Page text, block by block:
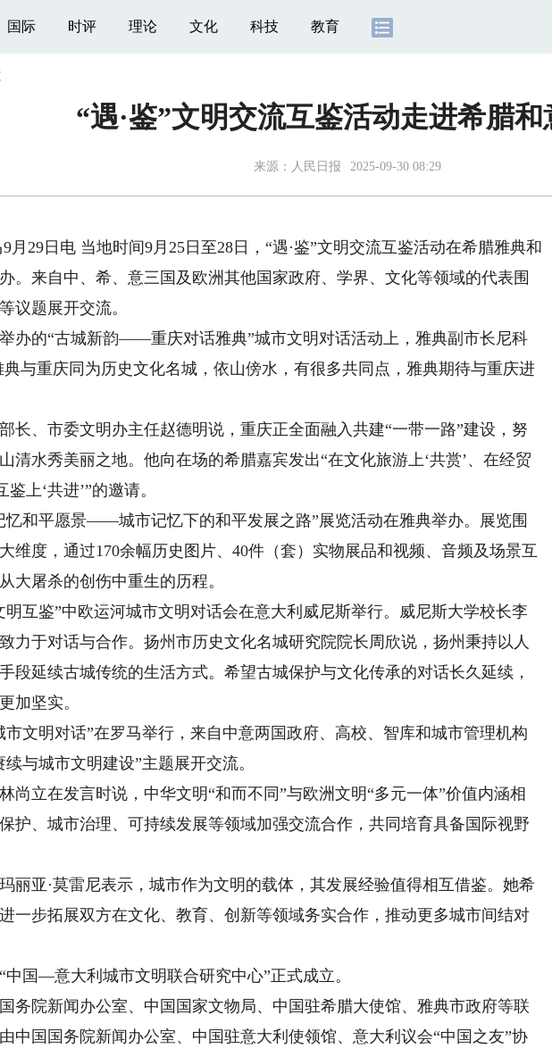
国际 时评 理论 文化 科技 教育
“遇·鉴”文明交流互鉴活动走进希腊和
来源： 人民日报 2025-09-30 08:29
29日电 当地时间9月25日至28日，“遇·鉴”文明交流互鉴活动在希腊雅典和
。来自中、希、意三国及欧洲其他国家政府、学界、文化等领域的代表围
议题展开交流。
的“古城新韵——重庆对话雅典”城市文明对话活动上，雅典副市长尼科
典与重庆同为历史文化名城，依山傍水，有很多共同点，雅典期待与重庆进
、市委文明办主任赵德明说，重庆正全面融入共建“一带一路”建设，努
清水秀美丽之地。他向在场的希腊嘉宾发出“在文化旅游上‘共赏’、在经贸
上‘共进’”的邀请。
和平愿景——城市记忆下的和平发展之路”展览活动在雅典举办。展览围
维度，通过170余幅历史图片、40件（套）实物展品和视频、音频及场景互
大屠杀的创伤中重生的历程。
互鉴”中欧运河城市文明对话会在意大利威尼斯举行。威尼斯大学校长李
力于对话与合作。扬州市历史文化名城研究院院长周欣说，扬州秉持以人
段延续古城传统的生活方式。希望古城保护与文化传承的对话长久延续，
加坚实。
文明对话”在罗马举行，来自中意两国政府、高校、智库和城市管理机构
与城市文明建设”主题展开交流。
立在发言时说，中华文明“和而不同”与欧洲文明“多元一体”价值内涵相
护、城市治理、可持续发展等领域加强交流合作，共同培育具备国际视野
亚·莫雷尼表示，城市作为文明的载体，其发展经验值得相互借鉴。她希
一步拓展双方在文化、教育、创新等领域务实合作，推动更多城市间结对
国—意大利城市文明联合研究中心”正式成立。
院新闻办公室、中国国家文物局、中国驻希腊大使馆、雅典市政府等联
中国国务院新闻办公室、中国驻意大利使领馆、意大利议会“中国之友”协